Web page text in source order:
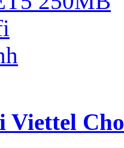
Viettel